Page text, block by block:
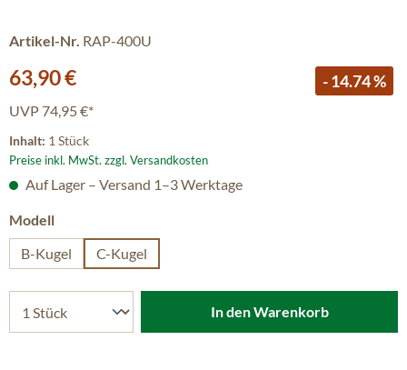
Artikel-Nr. RAP-400U
Verkaufspreis:
63,90 € - 14.74 %
UVP 74,95 €*
Inhalt: 1 Stück
Preise inkl. MwSt. zzgl. Versandkosten
Auf Lager – Versand 1–3 Werktage
Modellauswählen
B-Kugel
C-Kugel
In den Warenkorb